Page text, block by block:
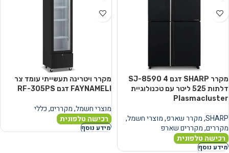
מקרר SHARP דגם SJ-8590 4
דלתות ‏525 ‏ליטר עם טכנולוגיית
Plasmacluster
SHARP
,מקרר שארפ,מוצרי חשמל,
מקררים,מקררים שארפ
רכישה טלפונית
מידע נוסף
מקרר ויטרינה תעשייתי עומד צר
FAYNAMELI דגם RF-305PS
מוצרי חשמל,מקררים,כללי
רכישה טלפונית
מידע נוסף